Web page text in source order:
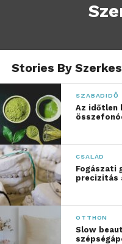
Stories By
SZABADIDŐ
Az időtlen
CSALÁD
Fogászati
precizitás
OTTHON
Slow